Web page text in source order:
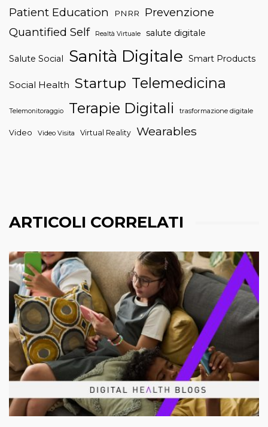
Patient Education PNRR
Prevenzione
Quantified Self
Realtà Virtuale salute digitale
Salute Social Sanità Digitale Smart Products
Social Health Startup Telemedicina
Telemonitoraggio Terapie Digitali trasformazione digitale
Video Video Visita Virtual Reality Wearables
ARTICOLI CORRELATI